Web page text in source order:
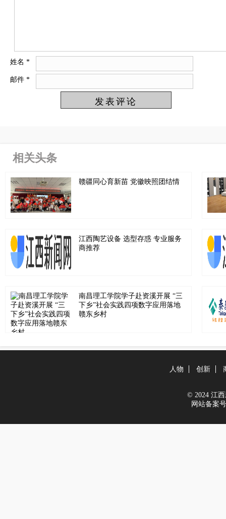
姓名 *
邮件 *
相关头条
赣疆同心育新苗 党徽映照团结情
江西陶艺设备 选型存惑 专业服务
商推荐
南昌理工学院学子赴资溪开展 “三
下乡”社会实践四项数字应用落地
赣东乡村
人物 创新
© 2024 江西
网站备案